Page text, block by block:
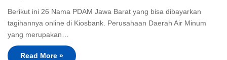
Berikut ini 26 Nama PDAM Jawa Barat yang bisa dibayarkan
tagihannya online di Kiosbank. Perusahaan Daerah Air Minum
yang merupakan…
Read More »